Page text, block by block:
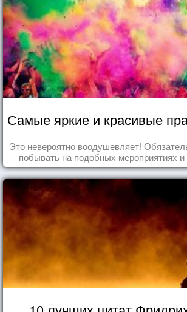
Самые яркие и красивые
Это невероятно воодушевляет!
побывать на подобных мероприятиях
впечатлений!